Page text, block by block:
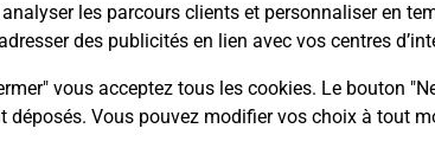
analyser les parcours clients et personnaliser en
des publicités en lien avec vos centres
vous acceptez tous les cookies. Le bouton
déposés. Vous pouvez modifier vos choix à tout